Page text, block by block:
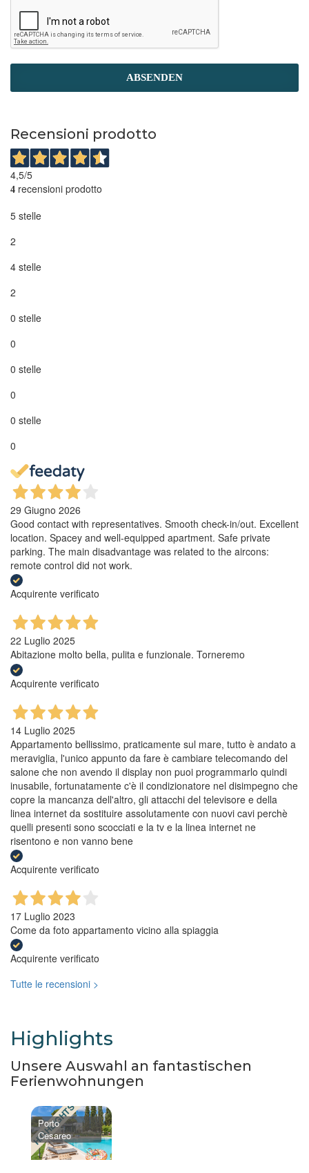
ABSENDEN
Recensioni prodotto
4,5/5
4 recensioni prodotto
5 stelle
2
4 stelle
2
0 stelle
0
0 stelle
0
0 stelle
0
29 Giugno 2026
Good contact with representatives. Smooth check-in/out. Excellent
location. Spacey and well-equipped apartment. Safe private
parking. The main disadvantage was related to the aircons:
remote control did not work.
Acquirente verificato
22 Luglio 2025
Abitazione molto bella, pulita e funzionale. Torneremo
Acquirente verificato
14 Luglio 2025
Appartamento bellissimo, praticamente sul mare, tutto è andato a
meraviglia, l'unico appunto da fare è cambiare telecomando del
salone che non avendo il display non puoi programmarlo quindi
inusabile, fortunatamente c'è il condizionatore nel disimpegno che
copre la mancanza dell'altro, gli attacchi del televisore e della
linea internet da sostituire assolutamente con nuovi cavi perchè
quelli presenti sono scocciati e la tv e la linea internet ne
risentono e non vanno bene
Acquirente verificato
17 Luglio 2023
Come da foto appartamento vicino alla spiaggia
Acquirente verificato
Tutte le recensioni >
Highlights
Unsere Auswahl an fantastischen
Ferienwohnungen
HIGHLIGHTS
Porto
Cesareo